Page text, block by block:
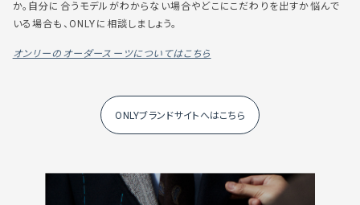
か。自分に合うモデルがわからない場合やどこにこだわりを出すか悩んで
いる場合も、ONLYに相談しましょう。
オンリーのオーダースーツについてはこちら
ONLYブランドサイトへはこちら